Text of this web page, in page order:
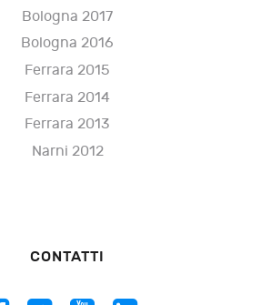
Bologna 2017
Bologna 2016
Ferrara 2015
Ferrara 2014
Ferrara 2013
Narni 2012
CONTATTI